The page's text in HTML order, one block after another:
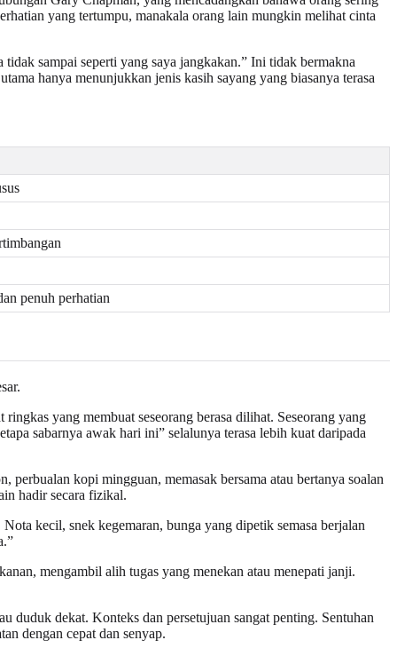
yang tertumpu, manakala orang lain mungkin melihat cinta
sampai seperti yang saya jangkakan.” Ini tidak bermakna
hanya menunjukkan jenis kasih sayang yang biasanya terasa
penuh perhatian
yang membuat seseorang berasa dilihat. Seseorang yang
sabarnya awak hari ini” selalunya terasa lebih kuat daripada
kopi mingguan, memasak bersama atau bertanya soalan
hadir secara fizikal.
kecil, snek kegemaran, bunga yang dipetik semasa berjalan
mengambil alih tugas yang menekan atau menepati janji.
duduk dekat. Konteks dan persetujuan sangat penting. Sentuhan
dengan cepat dan senyap.